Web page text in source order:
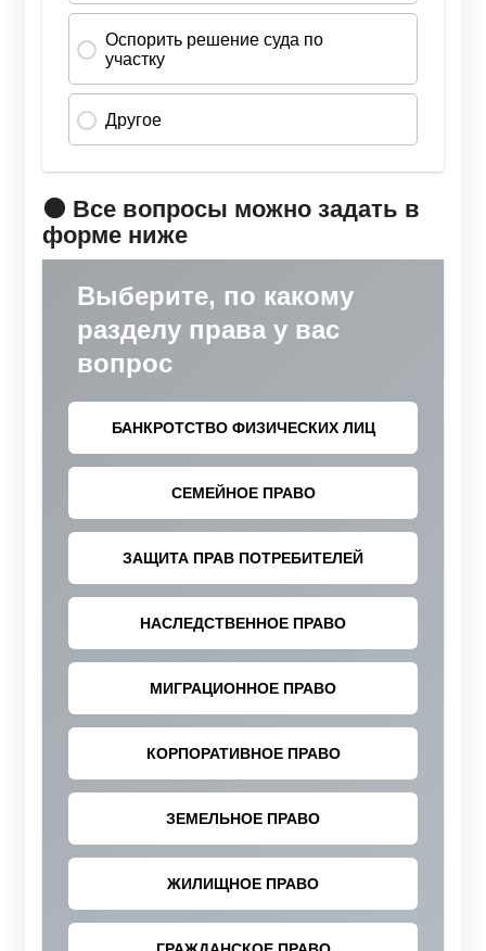
🟠 Все вопросы можно задать в
форме ниже